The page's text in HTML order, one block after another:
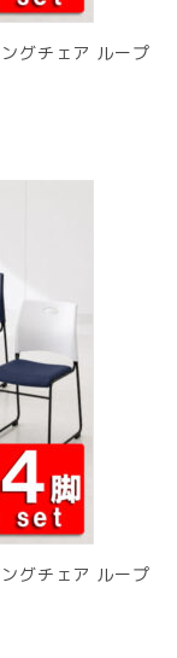
グチェア ループ
グチェア ループ